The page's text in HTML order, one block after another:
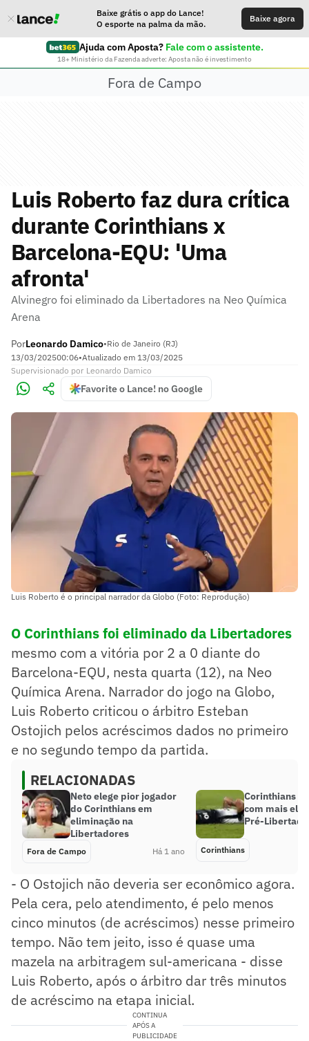
Baixe grátis o app do Lance!
O esporte na palma da mão.
Baixe agora
Ajuda com Aposta? Fale com o assistente.
18+ Ministério da Fazenda adverte: Aposta não é investimento
Fora de Campo
Luis Roberto faz dura crítica
durante Corinthians x
Barcelona-EQU: 'Uma
afronta'
Alvinegro foi eliminado da Libertadores na Neo Química
Arena
PorLeonardo Damico•Rio de Janeiro (RJ)
13/03/202500:06•Atualizado em 13/03/2025
Supervisionado por Leonardo Damico
Favorite o Lance! no Google
Luis Roberto é o principal narrador da Globo (Foto: Reprodução)
O Corinthians foi eliminado da Libertadores
mesmo com a vitória por 2 a 0 diante do
Barcelona-EQU, nesta quarta (12), na Neo
Química Arena. Narrador do jogo na Globo,
Luis Roberto criticou o árbitro Esteban
Ostojich pelos acréscimos dados no primeiro
e no segundo tempo da partida.
RELACIONADAS
Neto elege pior jogador
do Corinthians em
eliminação na
Libertadores
Fora de Campo Há 1 ano
Corinthians é
com mais
Pré-
Corinthians
- O Ostojich não deveria ser econômico agora.
Pela cera, pelo atendimento, é pelo menos
cinco minutos (de acréscimos) nesse primeiro
tempo. Não tem jeito, isso é quase uma
mazela na arbitragem sul-americana - disse
Luis Roberto, após o árbitro dar três minutos
de acréscimo na etapa inicial.
CONTINUA
APÓS A
PUBLICIDADE